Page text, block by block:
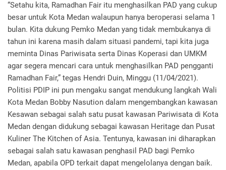
“Setahu kita, Ramadhan Fair itu menghasilkan PAD yang cukup
besar untuk Kota Medan walaupun hanya beroperasi selama 1
bulan. Kita dukung Pemko Medan yang tidak membukanya di
tahun ini karena masih dalam situasi pandemi, tapi kita juga
meminta Dinas Pariwisata serta Dinas Koperasi dan UMKM
agar segera mencari cara untuk menghasilkan PAD pengganti
Ramadhan Fair,” tegas Hendri Duin, Minggu (11/04/2021).
Politisi PDIP ini pun mengaku sangat mendukung langkah Wali
Kota Medan Bobby Nasution dalam mengembangkan kawasan
Kesawan sebagai salah satu pusat kawasan Pariwisata di Kota
Medan dengan didukung sebagai kawasan Heritage dan Pusat
Kuliner The Kitchen of Asia. Tentunya, kawasan ini diharapkan
sebagai salah satu kawasan penghasil PAD bagi Pemko
Medan, apabila OPD terkait dapat mengelolanya dengan baik.